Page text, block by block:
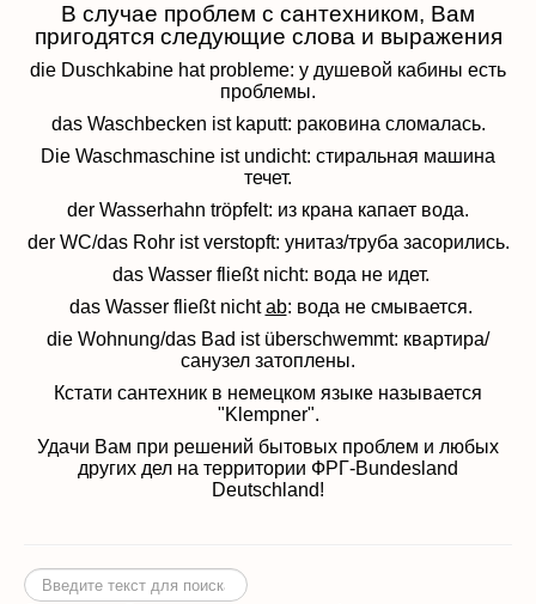
В случае проблем с сантехником, Вам
пригодятся следующие слова и выражения
die Duschkabine hat probleme: у душевой кабины есть
проблемы.
das Waschbecken ist kaputt: раковина сломалась.
Die Waschmaschine ist undicht: стиральная машина
течет.
der Wasserhahn tröpfelt: из крана капает вода.
der WC/das Rohr ist verstopft: унитаз/труба засорились.
das Wasser fließt nicht: вода не идет.
das Wasser fließt nichtab: вода не смывается.
die Wohnung/das Bad ist überschwemmt: квартира/
санузел затоплены.
Кстати сантехник в немецком языке называется
"Klempner".
Удачи Вам при решений бытовых проблем и любых
других дел на территории ФРГ-Bundesland
Deutschland!
Искать...